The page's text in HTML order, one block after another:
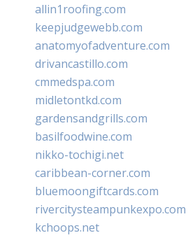
allin1roofing.com
keepjudgewebb.com
anatomyofadventure.com
drivancastillo.com
cmmedspa.com
midletontkd.com
gardensandgrills.com
basilfoodwine.com
nikko-tochigi.net
caribbean-corner.com
bluemoongiftcards.com
rivercitysteampunkexpo.com
kchoops.net